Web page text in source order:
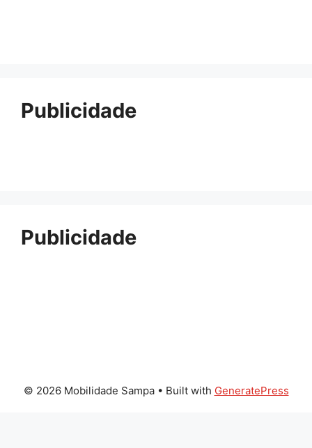
Publicidade
Publicidade
© 2026 Mobilidade Sampa• Built with GeneratePress